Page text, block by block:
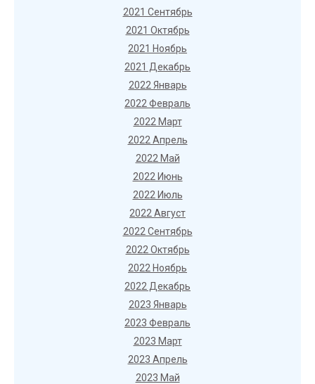
2021 Сентябрь
2021 Октябрь
2021 Ноябрь
2021 Декабрь
2022 Январь
2022 Февраль
2022 Март
2022 Апрель
2022 Май
2022 Июнь
2022 Июль
2022 Август
2022 Сентябрь
2022 Октябрь
2022 Ноябрь
2022 Декабрь
2023 Январь
2023 Февраль
2023 Март
2023 Апрель
2023 Май